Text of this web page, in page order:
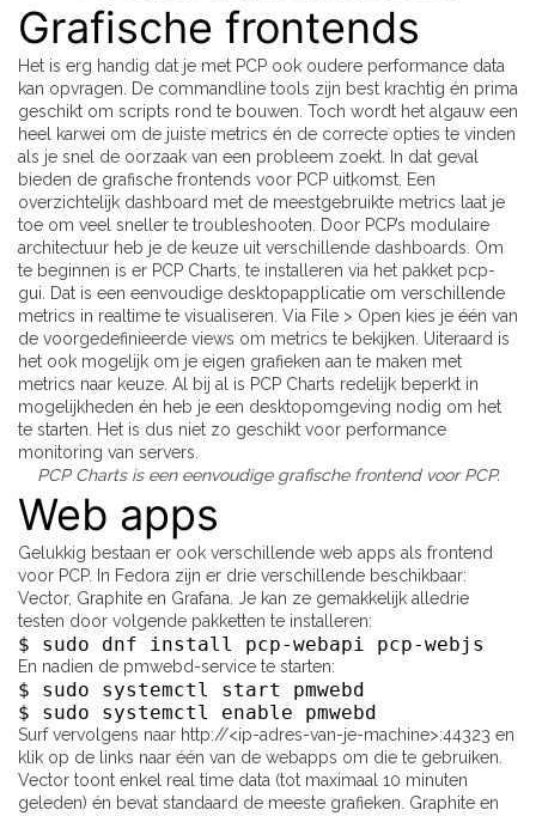
Grafische frontends
Het is erg handig dat je met PCP ook oudere performance data
kan opvragen. De commandline tools zijn best krachtig én prima
geschikt om scripts rond te bouwen. Toch wordt het algauw een
heel karwei om de juiste metrics én de correcte opties te vinden
als je snel de oorzaak van een probleem zoekt. In dat geval
bieden de grafische frontends voor PCP uitkomst. Een
overzichtelijk dashboard met de meestgebruikte metrics laat je
toe om veel sneller te troubleshooten. Door PCP’s modulaire
architectuur heb je de keuze uit verschillende dashboards. Om
te beginnen is er PCP Charts, te installeren via het pakket pcp-
gui. Dat is een eenvoudige desktopapplicatie om verschillende
metrics in realtime te visualiseren. Via File > Open kies je één van
de voorgedefinieerde views om metrics te bekijken. Uiteraard is
het ook mogelijk om je eigen grafieken aan te maken met
metrics naar keuze. Al bij al is PCP Charts redelijk beperkt in
mogelijkheden én heb je een desktopomgeving nodig om het
te starten. Het is dus niet zo geschikt voor performance
monitoring van servers.
PCP Charts is een eenvoudige grafische frontend voor PCP.
Web apps
Gelukkig bestaan er ook verschillende web apps als frontend
voor PCP. In Fedora zijn er drie verschillende beschikbaar:
Vector, Graphite en Grafana. Je kan ze gemakkelijk alledrie
testen door volgende pakketten te installeren:
$ sudo dnf install pcp-webapi pcp-webjs
En nadien de pmwebd-service te starten:
$ sudo systemctl start pmwebd
$ sudo systemctl enable pmwebd
Surf vervolgens naar http://<ip-adres-van-je-machine>:44323 en
klik op de links naar één van de webapps om die te gebruiken.
Vector toont enkel real time data (tot maximaal 10 minuten
geleden) én bevat standaard de meeste grafieken. Graphite en